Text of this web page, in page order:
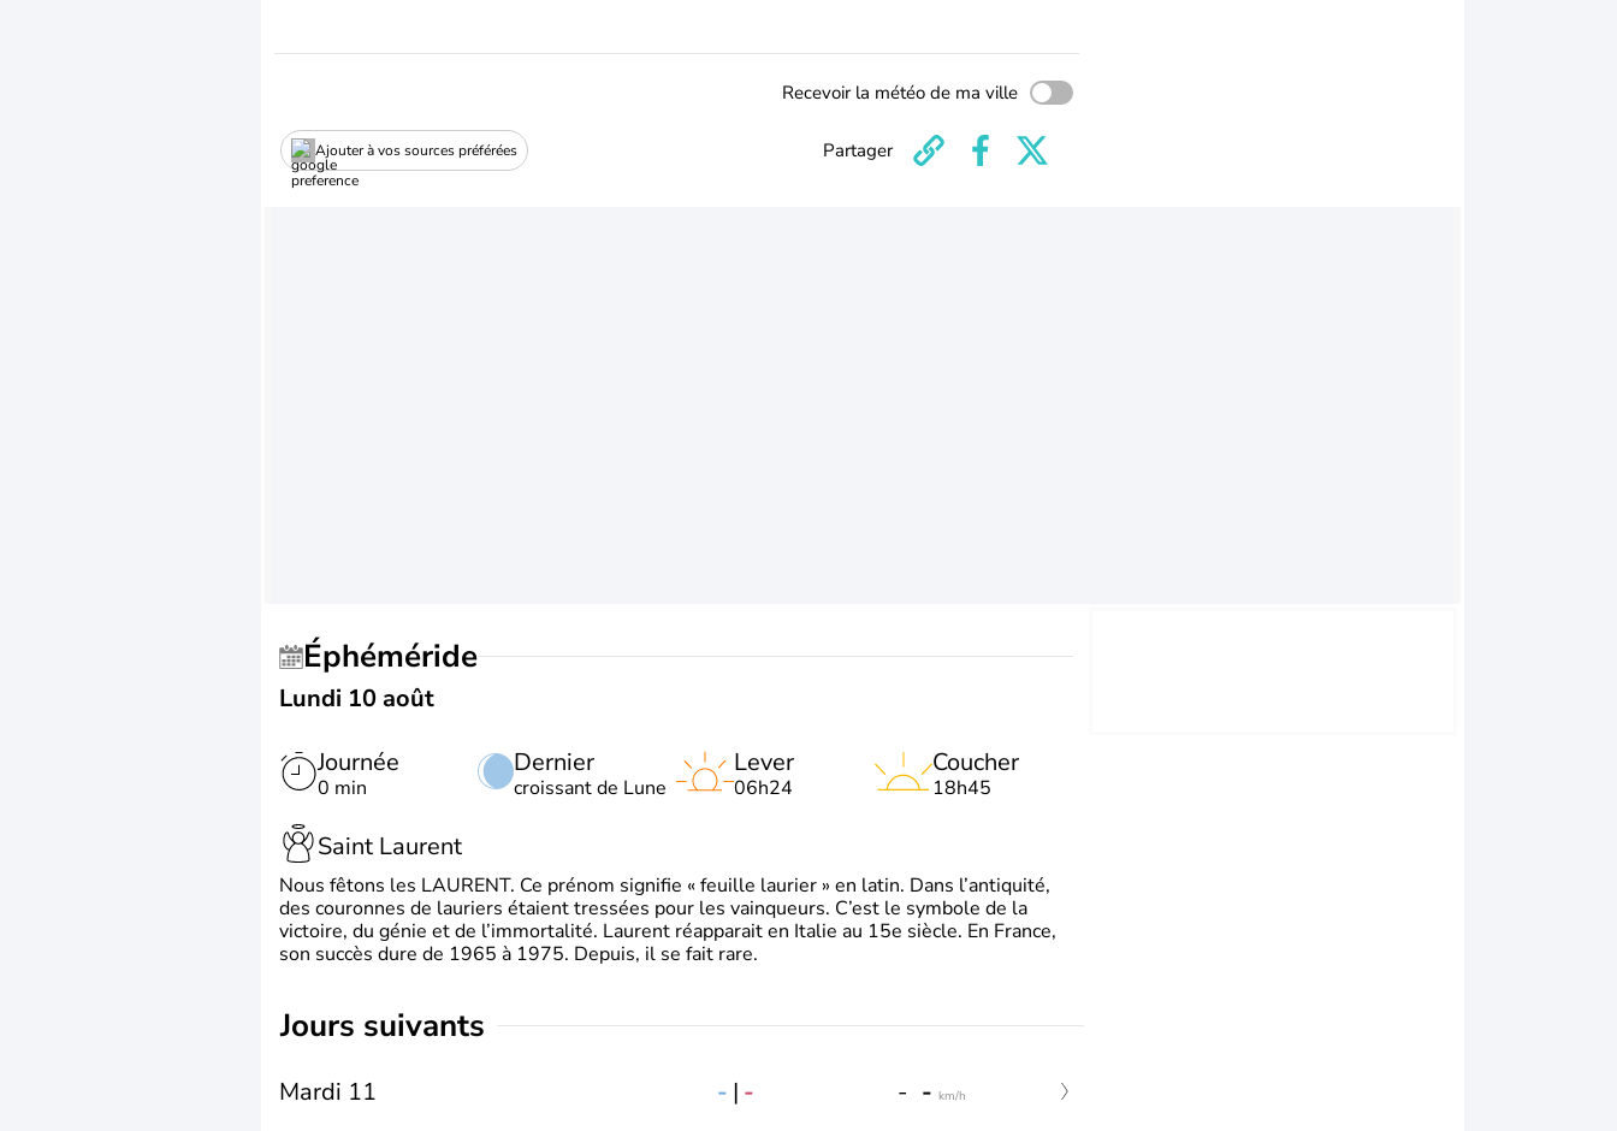
Recevoir la météo de ma ville
Ajouter à vos sources préférées Partager
Éphéméride
Lundi 10 août
Journée
0 min
Dernier
croissant de Lune
Lever
06h24
Coucher
18h45
Saint Laurent
Nous fêtons les LAURENT. Ce prénom signifie « feuille laurier » en latin. Dans l’antiquité,
des couronnes de lauriers étaient tressées pour les vainqueurs. C’est le symbole de la
victoire, du génie et de l’immortalité. Laurent réapparait en Italie au 15e siècle. En France,
son succès dure de 1965 à 1975. Depuis, il se fait rare.
jours suivants
Mardi 11 - | - - - km/h